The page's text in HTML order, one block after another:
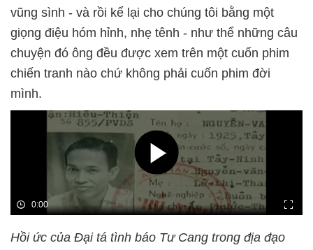
vũng sình - và rồi kể lại cho chúng tôi bằng một
giọng điệu hóm hỉnh, nhẹ tênh - như thể những câu
chuyện đó ông đều được xem trên một cuốn phim
chiến tranh nào chứ không phải cuốn phim đời
mình.
Hồi ức của Đại tá tình báo Tư Cang trong địa đạo